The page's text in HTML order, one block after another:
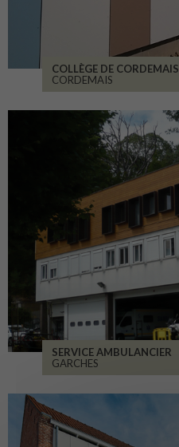
COLLÈGE DE CORDEMAIS
CORDEMAIS
SERVICE AMBULANCIER
GARCHES